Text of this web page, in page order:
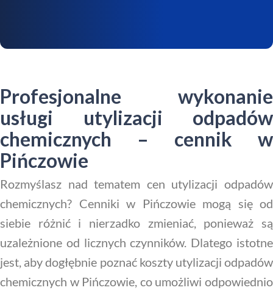
Profesjonalne wykonanie
usługi utylizacji odpadów
chemicznych – cennik w
Pińczowie
Rozmyślasz nad tematem cen utylizacji odpadów
chemicznych? Cenniki w Pińczowie mogą się od
siebie różnić i nierzadko zmieniać, ponieważ są
uzależnione od licznych czynników. Dlatego istotne
jest, aby dogłębnie poznać koszty utylizacji odpadów
chemicznych w Pińczowie, co umożliwi odpowiednio